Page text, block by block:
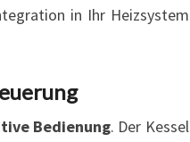
in Ihr Heizsystem
Bedienung. Der Kessel